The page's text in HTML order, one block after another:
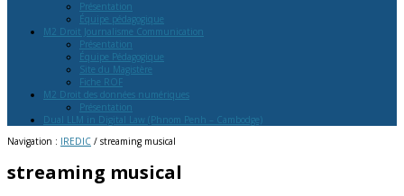
Présentation
Équipe pédagogique
M2 Droit Journalisme Communication
Présentation
Équipe Pédagogique
Site du Magistère
Fiche ROF
M2 Droit des données numériques
Présentation
Dual LLM in Digital Law (Phnom Penh – Cambodge)
Navigation : IREDIC / streaming musical
streaming musical